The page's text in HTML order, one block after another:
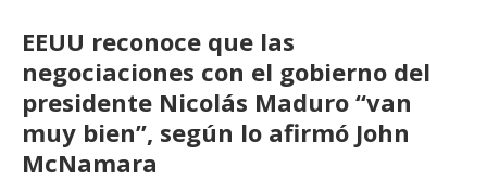
EEUU reconoce que las
negociaciones con el gobierno del
presidente Nicolás Maduro “van
muy bien”, según lo afirmó John
McNamara